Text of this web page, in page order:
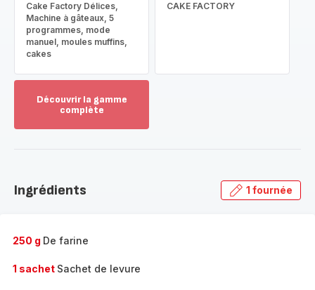
Cake Factory Délices,
Machine à gâteaux, 5
programmes, mode
manuel, moules muffins,
cakes
CAKE FACTORY
Découvrir la gamme
complète
gamme
Ingrédients 1 fournée
250 g De farine
1 sachet Sachet de levure